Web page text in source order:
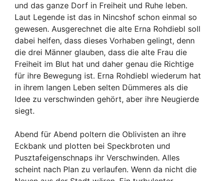
und das ganze Dorf in Freiheit und Ruhe leben.
Laut Legende ist das in Nincshof schon einmal so
gewesen. Ausgerechnet die alte Erna Rohdiebl soll
dabei helfen, dass dieses Vorhaben gelingt, denn
die drei Männer glauben, dass die alte Frau die
Freiheit im Blut hat und daher genau die Richtige
für ihre Bewegung ist. Erna Rohdiebl wiederum hat
in ihrem langen Leben selten Dümmeres als die
Idee zu verschwinden gehört, aber ihre Neugierde
siegt.
Abend für Abend poltern die Oblivisten an ihre
Eckbank und plotten bei Speckbroten und
Pusztafeigenschnaps ihr Verschwinden. Alles
scheint nach Plan zu verlaufen. Wenn da nicht die